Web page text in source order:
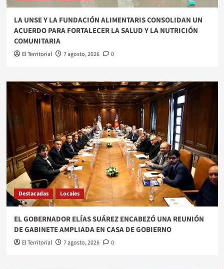
​LA UNSE Y LA FUNDACIÓN ALIMENTARIS CONSOLIDAN UN
ACUERDO PARA FORTALECER LA SALUD Y LA NUTRICIÓN
COMUNITARIA
El Territorial 7 agosto, 2026 0
Destacadas Locales
EL GOBERNADOR ELÍAS SUÁREZ ENCABEZÓ UNA REUNIÓN
DE GABINETE AMPLIADA EN CASA DE GOBIERNO
El Territorial 7 agosto, 2026 0